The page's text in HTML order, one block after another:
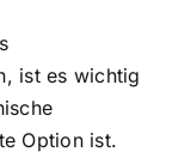
ist es wichtig
Option ist.